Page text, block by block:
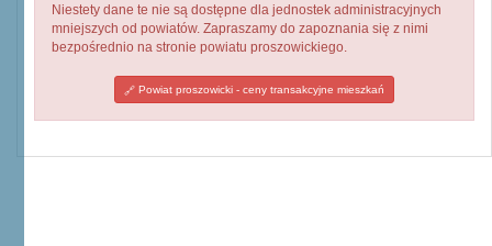
Niestety dane te nie są dostępne dla jednostek administracyjnych
mniejszych od powiatów. Zapraszamy do zapoznania się z nimi
bezpośrednio na stronie powiatu proszowickiego.
Powiat proszowicki - ceny transakcyjne mieszkań